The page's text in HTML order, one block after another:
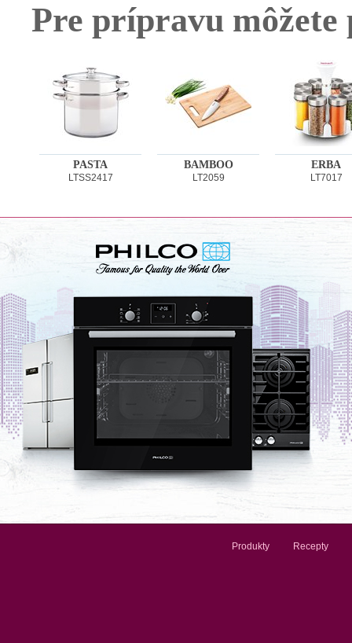
Pre prípravu
PASTA
LTSS2417
BAMBOO
LT2059
ERBA
LT7017
Produkty Recepty